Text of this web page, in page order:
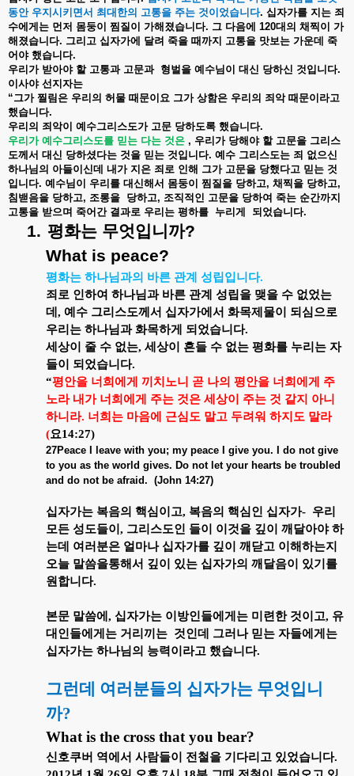
동안 우지시키면서 최대한의 고통을 주는 것이었습니다. 십자가를 지는 죄
수에게는 먼저 몸둥이 찜질이 가해졌습니다. 그 다음에 120대의 채찍이 가
해졌습니다. 그리고 십자가에 달려 죽을 때까지 고통을 맛보는 가운데
죽
어야 했습니다.
우리가 받아야 할 고통과 고문과 형벌을 예수님이 대신 당하신 것입니다.
이사야 선지자는
“그가 찔림은 우리의 허물 때문이요 그가 상함은 우리의 죄악 때문이라고
했습니다.
우리의 죄악이 예수그리스도가 고문 당하도록 했습니다.
우리가 예수그리스도를 믿는 다는 것은 , 우리가 당해야 할 고문을 그리스
도께서 대신 당하셨다는 것을 믿는 것입니다. 예수 그리스도는 죄 없으신
하나님의 아들이신데 내가 지은 죄로 인해 그가 고문을 당했다고 믿는 것
입니다. 예수님이 우리를 대신해서 몸둥이 찜질을 당하고, 채찍을 당하고,
침밷음을 당하고, 조롱을 당하고, 조직적인 고문을 당하여 죽는 순간까지
고통을 받으며 죽어간 결과로 우리는 평하를 누리게 되었습니다.
1. 평화는 무엇입니까?
What is peace?
평화는 하나님과의 바른 관계 성립입니다.
죄로 인하여 하나님과 바른 관계 성립을 맺을 수 없었는
데 , 예수 그리스도께서 십자가에서 화목제물이 되심으로
우리는 하나님과 화목하게 되었습니다.
세상이 줄 수 없는, 세상이 흔들 수 없는 평화를 누리는 자
들이 되었습니다.
“평안을 너희에게 끼치노니 곧 나의 평안을 너희에게 주
노라 내가 너희에게 주는 것은 세상이 주는 것 같지 아니
하니라. 너희는 마음에 근심도 말고 두려워 하지도 말라
(요14:27)
27Peace I leave with you; my peace I give you. I do not give
to you as the world gives. Do not let your hearts be troubled
and do not be afraid. (John 14:27)
십자가는 복음의 핵심이고, 복음의 핵심인 십자가- 우리
모든 성도들이 , 그리스도인 들이 이것을 깊이 깨달아야 하
는데 여러분은 얼마나 십자가를 깊이 깨닫고 이해하는지
오늘 말씀을통해서 깊이 있는 십자가의 깨달음이 있기를
원합니다.
본문 말씀에 , 십자가는 이방인들에게는 미련한 것이고, 유
대인들에게는 거리끼는 것인데 그러나 믿는 자들에게는
십자가는 하나님의 능력이라고 했습니다.
그런데 여러분들의 십자가는 무엇입니
까?
What is the cross that you bear?
신호쿠버 역에서 사람들이 전철을 기다리고 있었습니다.